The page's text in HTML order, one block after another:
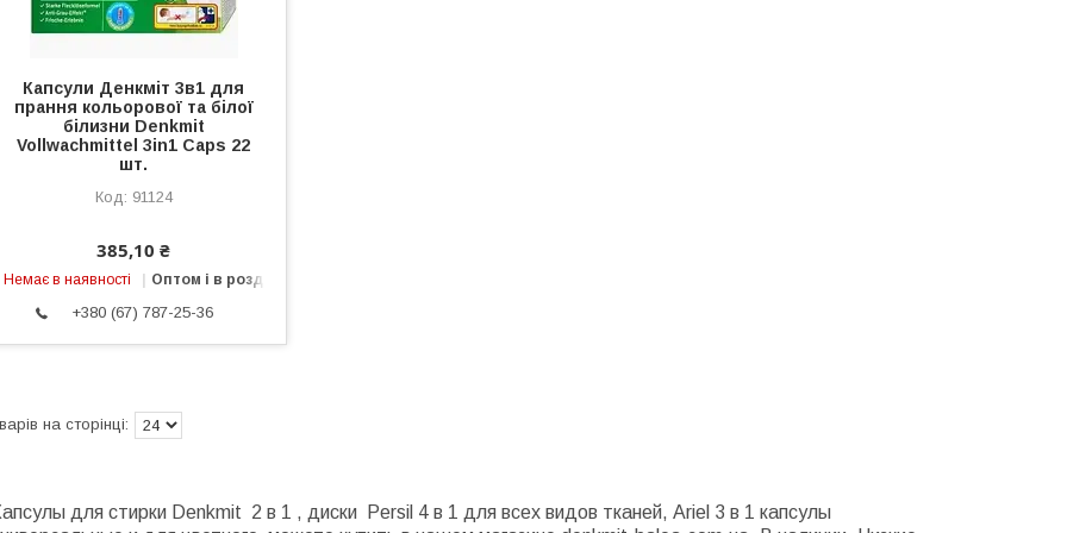
Капсули Денкміт 3в1 для
прання кольорової та білої
білизни Denkmit
Vollwachmittel 3in1 Caps 22
шт.
91124
385,10 ₴
Немає в наявності Оптом і в роздріб
+380 (67) 787-25-36
для стирки Denkmit 2 в 1 , диски Persil 4 в 1 для всех видов тканей, Ariel 3 в 1 капсулы